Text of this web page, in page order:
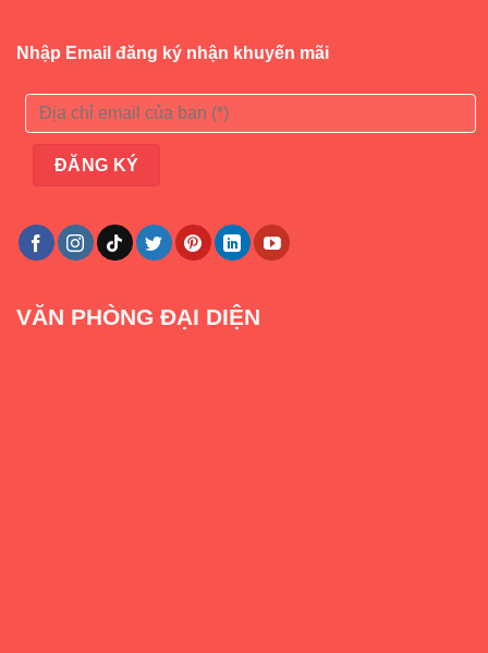
Nhập Email đăng ký nhận khuyến mãi
VĂN PHÒNG ĐẠI DIỆN